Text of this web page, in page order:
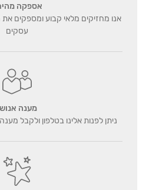
אספקה
עסקים
מענה
ניתן לפנות אלינו בטלפון ולקבל